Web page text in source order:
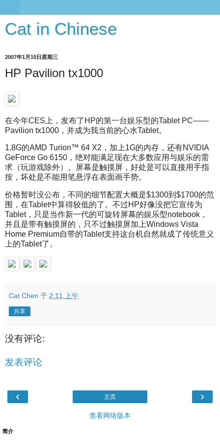
Cat in Chinese
2007年1月10日星期三
HP Pavilion tx1000
在今年CES上，发布了HP的第一台娱乐型的Tablet PC——
Pavilion tx1000，并成为我当前的心水Tablet。
1.8G的AMD Turion™ 64 X2，加上1G的内存，还有NVIDIA
GeForce Go 6150，绝对能满足现在大多数应用与娱乐的需
求（玩游戏除外）。屏幕是触摸屏，好处是可以直接用手指
按，坏处是不能用笔悬浮在表面画手势。
价格暂时没公布，不同的细节配置大概是$1300到$1700的范
围，在Tablet中算得较低的了。不过HP好像没把它宣传为
Tablet，只是当作新一代的可旋转屏幕的娱乐型notebook，
并且是带有触摸屏的，只不过触摸屏加上Windows Vista
Home Premium自带的Tablet支持这台机自然就成了传统意义
上的Tablet了。
Cat Chen 于 2:11 上午
共享
没有评论:
发表评论
‹ ›
主页
查看网络版本
简介